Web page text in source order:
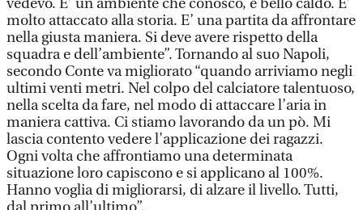
vedevo. E’ un ambiente che conosco, è bello caldo. E’
molto attaccato alla storia. E’ una partita da affrontare
nella giusta maniera. Si deve avere rispetto della
squadra e dell’ambiente”. Tornando al suo Napoli,
secondo Conte va migliorato “quando arriviamo negli
ultimi venti metri. Nel colpo del calciatore talentuoso,
nella scelta da fare, nel modo di attaccare l’aria in
maniera cattiva. Ci stiamo lavorando da un pò. Mi
lascia contento vedere l’applicazione dei ragazzi.
Ogni volta che affrontiamo una determinata
situazione loro capiscono e si applicano al 100%.
Hanno voglia di migliorarsi, di alzare il livello. Tutti,